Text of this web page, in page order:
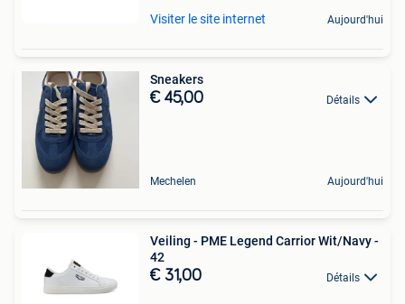
Visiter le site internet Aujourd'hui
Sneakers
€ 45,00 Détails
Mechelen Aujourd'hui
Veiling - PME Legend Carrior Wit/Navy -
42
€ 31,00 Détails